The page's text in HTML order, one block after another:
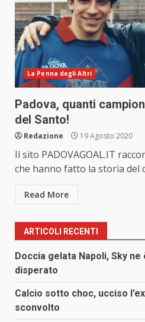
La Penna degli Altri
Padova, quanti
del Santo!
Redazione 19 Agosto 2020
Il sito PADOVAGOAL.IT
che hanno fatto la storia del
Read More
ARTICOLI RECENTI
Doccia gelata Napoli, Sky
disperato
Calcio sotto choc, ucciso
sconvolto